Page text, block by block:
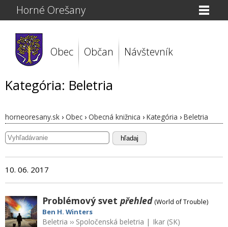
Horné Orešany
Obec Občan Návštevník
Kategória: Beletria
horneoresany.sk › Obec › Obecná knižnica › Kategória › Beletria
hľadaj
10. 06. 2017
Problémový svet přehled (World of Trouble)
Ben H. Winters
Beletria ›› Spoločenská beletria | Ikar (SK)